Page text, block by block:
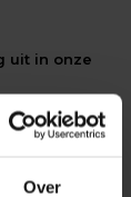
Over
uit in onze